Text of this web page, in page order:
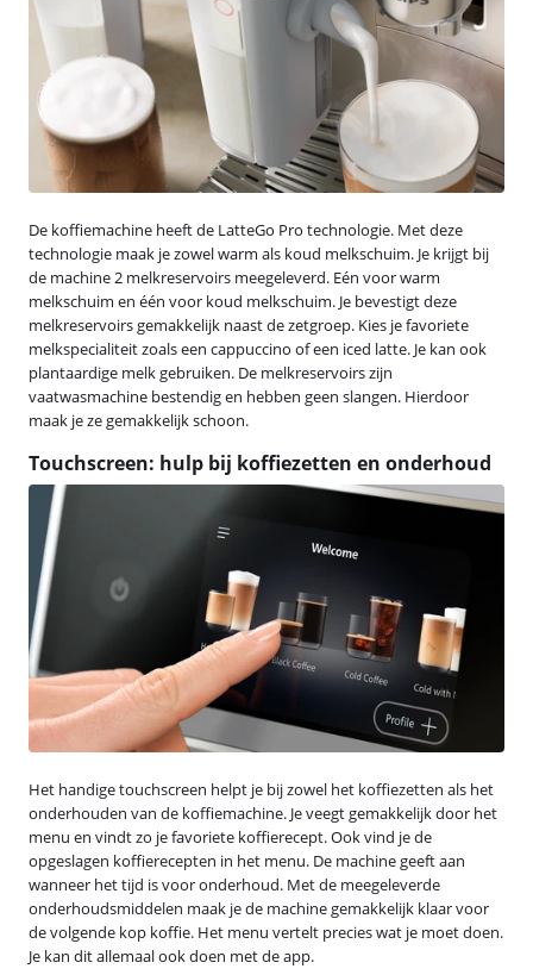
De koffiemachine heeft de LatteGo Pro technologie. Met deze
technologie maak je zowel warm als koud melkschuim. Je krijgt bij
de machine 2 melkreservoirs meegeleverd. Eén voor warm
melkschuim en één voor koud melkschuim. Je bevestigt deze
melkreservoirs gemakkelijk naast de zetgroep. Kies je favoriete
melkspecialiteit zoals een cappuccino of een iced latte. Je kan ook
plantaardige melk gebruiken. De melkreservoirs zijn
vaatwasmachine bestendig en hebben geen slangen. Hierdoor
maak je ze gemakkelijk schoon.
Touchscreen: hulp bij koffiezetten en onderhoud
Het handige touchscreen helpt je bij zowel het koffiezetten als het
onderhouden van de koffiemachine. Je veegt gemakkelijk door het
menu en vindt zo je favoriete koffierecept. Ook vind je de
opgeslagen koffierecepten in het menu. De machine geeft aan
wanneer het tijd is voor onderhoud. Met de meegeleverde
onderhoudsmiddelen maak je de machine gemakkelijk klaar voor
de volgende kop koffie. Het menu vertelt precies wat je moet doen.
Je kan dit allemaal ook doen met de app.